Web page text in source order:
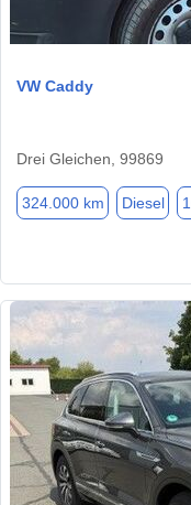
VW Caddy
Drei Gleichen, 99869
324.000 km Diesel